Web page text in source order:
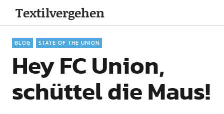
Textilvergehen
BLOG STATE OF THE UNION
Hey FC Union,
schüttel die Maus!